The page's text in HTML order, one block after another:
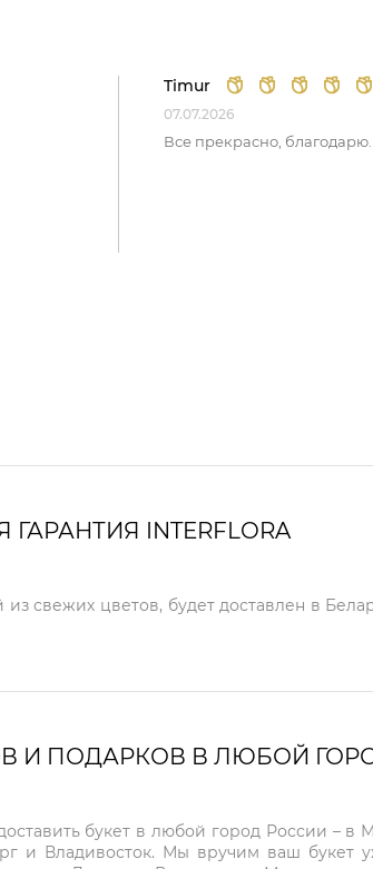
Timur
07.07.2026
Все прекрасно, благодарю.
INTERFLORA
из свежих цветов, будет доставлен в
И ПОДАРКОВ В ЛЮБОЙ
букет в любой город России
и Владивосток. Мы вручим ваш